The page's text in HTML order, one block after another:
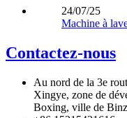
24/07/25
Machine à
Contactez-nous
Au nord de la 3e
Xingye, zone de
Boxing, ville de